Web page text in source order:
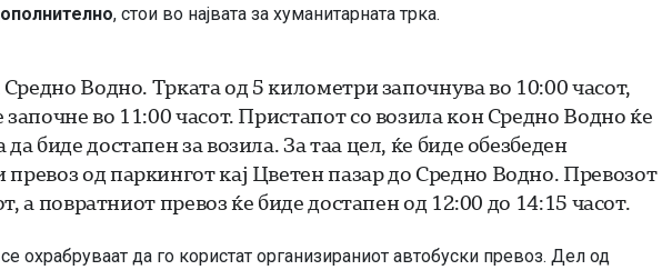
, стои во највата за хуманитарната трка.
Водно. Трката од 5 километри започнува во 10:00 часот,
во 11:00 часот. Пристапот со возила кон Средно Водно ќе
биде достапен за возила. За таа цел, ќе биде обезбеден
превоз од паркингот кај Цветен пазар до Средно Водно. Превозот
а повратниот превоз ќе биде достапен од 12:00 до 14:15 часот.
охрабруваат да го користат организираниот автобуски превоз. Дел од